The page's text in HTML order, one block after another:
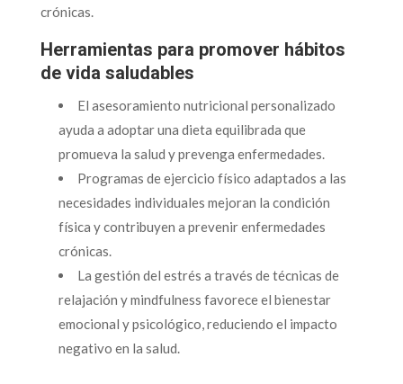
crónicas.
Herramientas para promover hábitos
de vida saludables
El asesoramiento nutricional personalizado
ayuda a adoptar una dieta equilibrada que
promueva la salud y prevenga enfermedades.
Programas de ejercicio físico adaptados a las
necesidades individuales mejoran la condición
física y contribuyen a prevenir enfermedades
crónicas.
La gestión del estrés a través de técnicas de
relajación y mindfulness favorece el bienestar
emocional y psicológico, reduciendo el impacto
negativo en la salud.